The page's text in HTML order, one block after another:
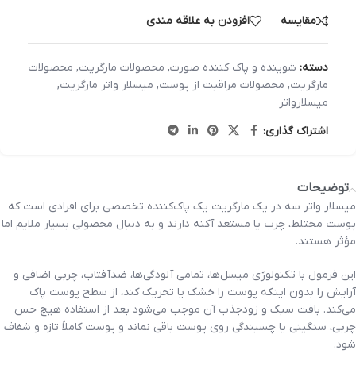
مقایسه افزودن به علاقه مندی
دسته: شوینده و پاک کننده صورت, محصولات مارگریت, محصولات
مارگریت, محصولات مراقبت از پوست, میسلار واتر مارگریت,
میسلارواتر
اشتراک گذاری:
توضیحات
میسلار واتر سه‌ در‌ یک مارگریت یک پاک‌کننده تخصصی برای افرادی است که
پوست مختلط، چرب یا مستعد آکنه دارند و به دنبال محصولی بسیار ملایم اما
مؤثر هستند.
این فرمول با تکنولوژی میسل‌ها، تمامی آلودگی‌ها، ضدآفتاب، چربی اضافی و
آرایش را بدون اینکه پوست را خشک یا تحریک کند، از سطح پوست پاک
می‌کند. بافت سبک و زودجذب آن موجب می‌شود بعد از استفاده هیچ حس
چربی، سنگینی یا چسبندگی روی پوست باقی نماند و پوست کاملاً تازه و شفاف
شود.